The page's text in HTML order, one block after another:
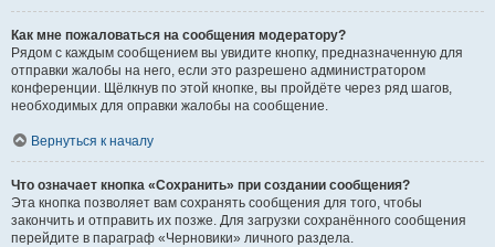
Как мне пожаловаться на сообщения модератору?
Рядом с каждым сообщением вы увидите кнопку, предназначенную для
отправки жалобы на него, если это разрешено администратором
конференции. Щёлкнув по этой кнопке, вы пройдёте через ряд шагов,
необходимых для оправки жалобы на сообщение.
Вернуться к началу
Что означает кнопка «Сохранить» при создании сообщения?
Эта кнопка позволяет вам сохранять сообщения для того, чтобы
закончить и отправить их позже. Для загрузки сохранённого сообщения
перейдите в параграф «Черновики» личного раздела.